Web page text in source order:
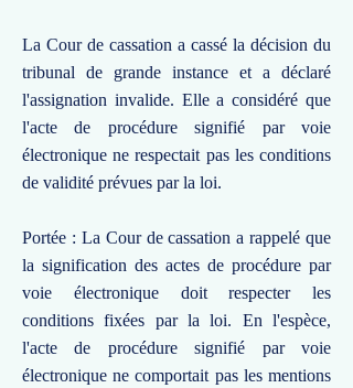
La Cour de cassation a cassé la décision du
tribunal de grande instance et a déclaré
l'assignation invalide. Elle a considéré que
l'acte de procédure signifié par voie
électronique ne respectait pas les conditions
de validité prévues par la loi.
Portée : La Cour de cassation a rappelé que
la signification des actes de procédure par
voie électronique doit respecter les
conditions fixées par la loi. En l'espèce,
l'acte de procédure signifié par voie
électronique ne comportait pas les mentions